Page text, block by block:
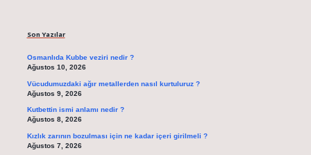
Son Yazılar
Osmanlıda Kubbe veziri nedir ?
Ağustos 10, 2026
Vücudumuzdaki ağır metallerden nasıl kurtuluruz ?
Ağustos 9, 2026
Kutbettin ismi anlamı nedir ?
Ağustos 8, 2026
Kızlık zarının bozulması için ne kadar içeri girilmeli ?
Ağustos 7, 2026